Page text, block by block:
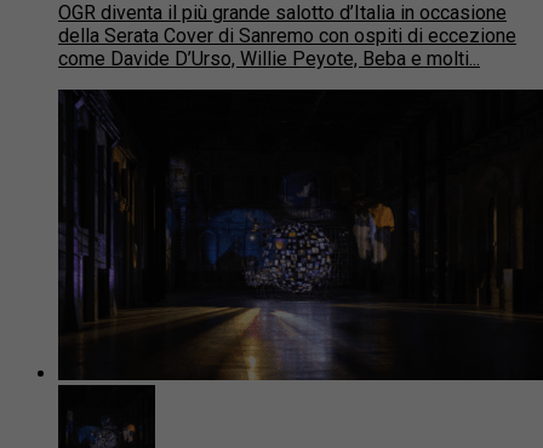
OGR diventa il più grande salotto d’Italia in occasione
della Serata Cover di Sanremo con ospiti di eccezione
come Davide D’Urso, Willie Peyote, Beba e molti...